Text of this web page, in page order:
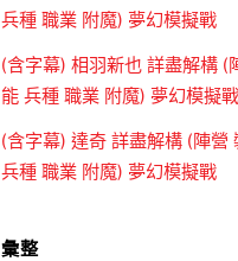
兵種 職業 附魔) 夢幻模擬戰
(含字幕) 相羽新也 詳盡解構 (
能 兵種 職業 附魔) 夢幻模擬戰
(含字幕) 達奇 詳盡解構 (陣營
兵種 職業 附魔) 夢幻模擬戰
彙整